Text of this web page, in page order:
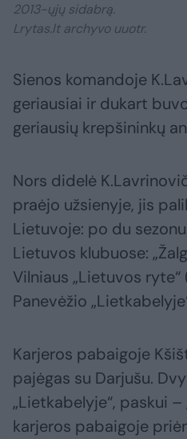
2013-ųjų sidabrą.
Lrytas.lt archyvo uuotr.
Sienos komandoje
geriausiai ir dukart
geriausių krepšininkų
Nors didelė
praėjo užsienyje, jis
Lietuvoje: po du
Lietuvos klubuose:
Vilniaus „Lietuvos
Panevėžio
Karjeros pabaigoje
pajėgas su Darjušu.
„Lietkabelyje“, paskui
karjeros pabaigoje